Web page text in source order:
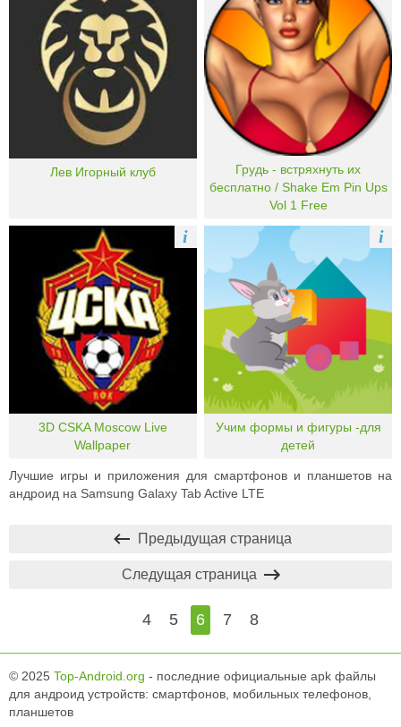
Лев Игорный клуб
Грудь - встряхнуть их
бесплатно / Shake Em Pin Ups
Vol 1 Free
3D CSKA Moscow Live
Wallpaper
i
Учим формы и фигуры -для
детей
i
Лучшие игры и приложения для смартфонов и планшетов на
андроид на Samsung Galaxy Tab Active LTE
Предыдущая страница
4 5 6 7 8
Следущая страница
© 2025 Top-Android.org - последние официальные apk файлы
для андроид устройств: смартфонов, мобильных телефонов,
планшетов